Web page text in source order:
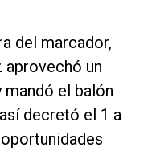
del marcador,
aprovechó un
el balón
decretó el 1 a